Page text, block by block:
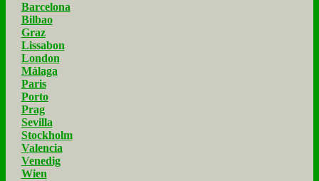
Barcelona
Bilbao
Graz
Lissabon
London
Málaga
Paris
Porto
Prag
Sevilla
Stockholm
Valencia
Venedig
Wien